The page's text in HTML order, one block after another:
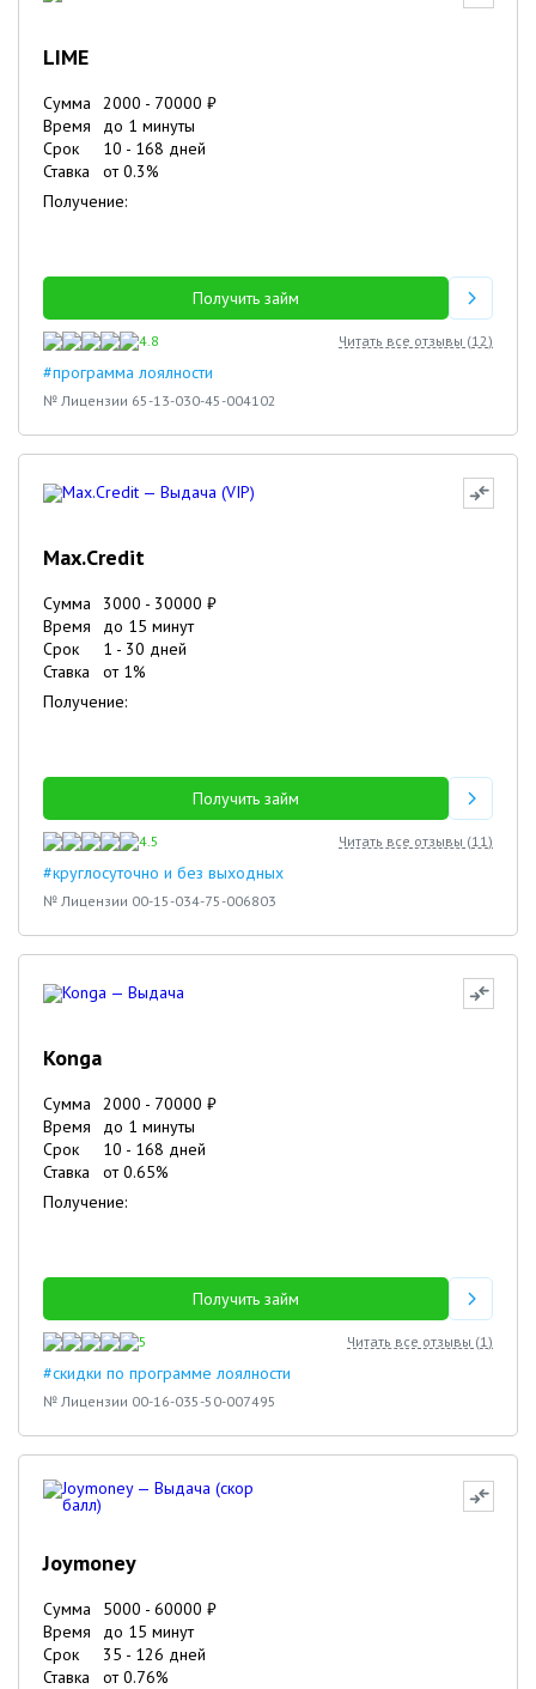
LIME
Сумма 2000 - 70000 ₽
Время
до 1 минуты
Срок
10 - 168 дней
Ставка
от0.3%
Получение:
Получить займ
4.8 Читать все отзывы (12)
#программа лоялности
№ Лицензии 65-13-030-45-004102
Max.Credit
Сумма 3000 - 30000 ₽
Время
до 15 минут
Срок
1 - 30 дней
Ставка
от 1%
Получение:
Получить займ
4.5 Читать все отзывы (11)
#круглосуточно и без выходных
№ Лицензии 00-15-034-75-006803
Konga
Сумма 2000 - 70000 ₽
Время
до 1 минуты
Срок
10 - 168 дней
Ставка
от0.65%
Получение:
Получить займ
5 Читать все отзывы (1)
#скидки по программе лоялности
№ Лицензии 00-16-035-50-007495
Joymoney
Сумма 5000 - 60000 ₽
Время
до 15 минут
Срок
35 - 126 дней
Ставка
от0.76%